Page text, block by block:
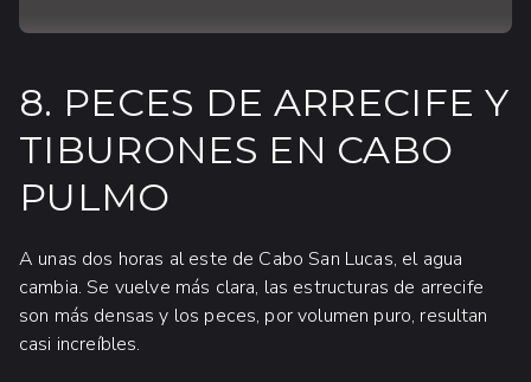
8. PECES DE ARRECIFE Y
TIBURONES EN CABO
PULMO
A unas dos horas al este de Cabo San Lucas, el agua
cambia. Se vuelve más clara, las estructuras de arrecife
son más densas y los peces, por volumen puro, resultan
casi increíbles.